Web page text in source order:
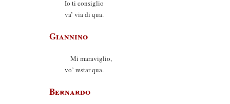
Io ti consiglio
va’ via di qua.
Giannino
Mi maraviglio,
vo’ restar qua.
Bernardo